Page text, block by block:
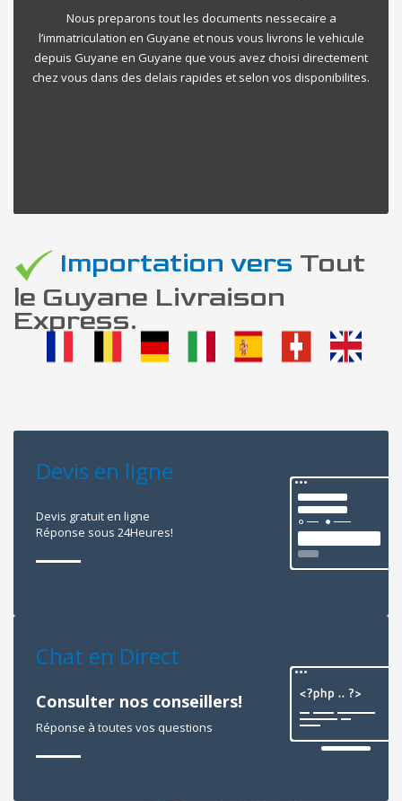
Nous preparons tout les documents nessecaire a
l’immatriculation en Guyane et nous vous livrons le vehicule
depuis Guyane en Guyane que vous avez choisi directement
chez vous dans des delais rapides et selon vos disponibilites.
Importation vers Tout
le Guyane Livraison
Express.
Devis en ligne
Devis gratuit en ligne
Réponse sous 24Heures!
Chat en Direct
Consulter nos conseillers!
Réponse à toutes vos questions